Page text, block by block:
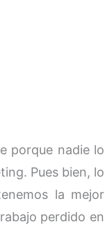
porque nadie lo
Pues bien, lo
la mejor
perdido en